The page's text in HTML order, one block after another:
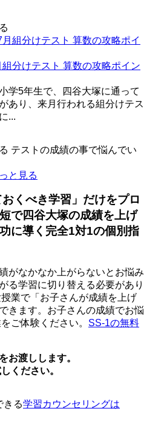
分けテスト 算数の攻略ポイン
学5年生で、四谷大塚に通って
あり、来月行われる組分けテス
...
テストの成績の事で悩んでい
と見る
くべき学習」だけをプロ
で四谷大塚の成績を上げ
に導く完全1対1の個別指
がなかなか上がらないとお悩み
る学習に切り替える必要があり
業で「お子さんが成績を上げ
きます。お子さんの成績でお悩
ご体験ください。 SS-1の無料
お渡しします。
ください。
きる学習カウンセリングは